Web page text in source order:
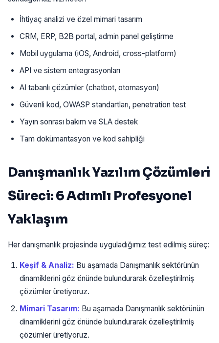
İhtiyaç analizi ve özel mimari tasarım
CRM, ERP, B2B portal, admin panel geliştirme
Mobil uygulama (iOS, Android, cross-platform)
API ve sistem entegrasyonları
AI tabanlı çözümler (chatbot, otomasyon)
Güvenli kod, OWASP standartları, penetration test
Yayın sonrası bakım ve SLA destek
Tam dokümantasyon ve kod sahipliği
Danışmanlık Yazılım Çözümleri
Süreci: 6 Adımlı Profesyonel
Yaklaşım
Her danışmanlık projesinde uyguladığımız test edilmiş süreç:
Keşif & Analiz: Bu aşamada Danışmanlık sektörünün
dinamiklerini göz önünde bulundurarak özelleştirilmiş
çözümler üretiyoruz.
Mimari Tasarım: Bu aşamada Danışmanlık sektörünün
dinamiklerini göz önünde bulundurarak özelleştirilmiş
çözümler üretiyoruz.